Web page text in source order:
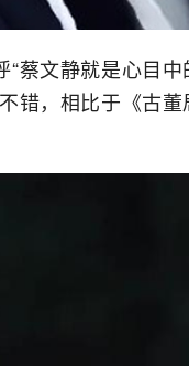
蔡文静就是心目中
错，相比于《古董